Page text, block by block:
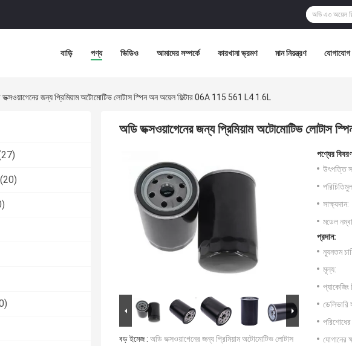
বাড়ি পণ্য ভিডিও আমাদের সম্পর্কে কারখানা ভ্রমণ মান নিয়ন্ত্রণ
জন্য প্রিমিয়াম অটোমোটিভ লোটাস স্পিন অন অয়েল ফিল্টার 06A 115 561 L4 1.6L
(20)
অডি ভক্সওয়াগেনের জন্য প্রিমিয়াম অটোমোটিভ
বড় ইমেজ : অডি ভক্সওয়াগেনের জন্য প্রিমিয়াম অটোমোটিভ লোটাস
পণ্যের
উৎপত্তি
সাক্ষ্যদান:
মডেল
প্রদান:
ন্যূনতম
মূল্য:
প্যাকেজিং
ডেলিভারি
পরিশোধের
যোগানের